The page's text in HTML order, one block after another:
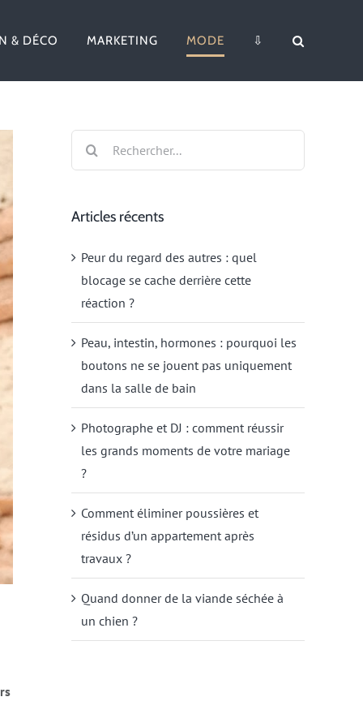
& DÉCO MARKETING MODE ⇩
Rechercher:
Articles récents
Peur du regard des autres : quel
blocage se cache derrière cette
réaction ?
Peau, intestin, hormones : pourquoi les
boutons ne se jouent pas uniquement
dans la salle de bain
Photographe et DJ : comment réussir
les grands moments de votre mariage
?
Comment éliminer poussières et
résidus d’un appartement après
travaux ?
Quand donner de la viande séchée à
un chien ?